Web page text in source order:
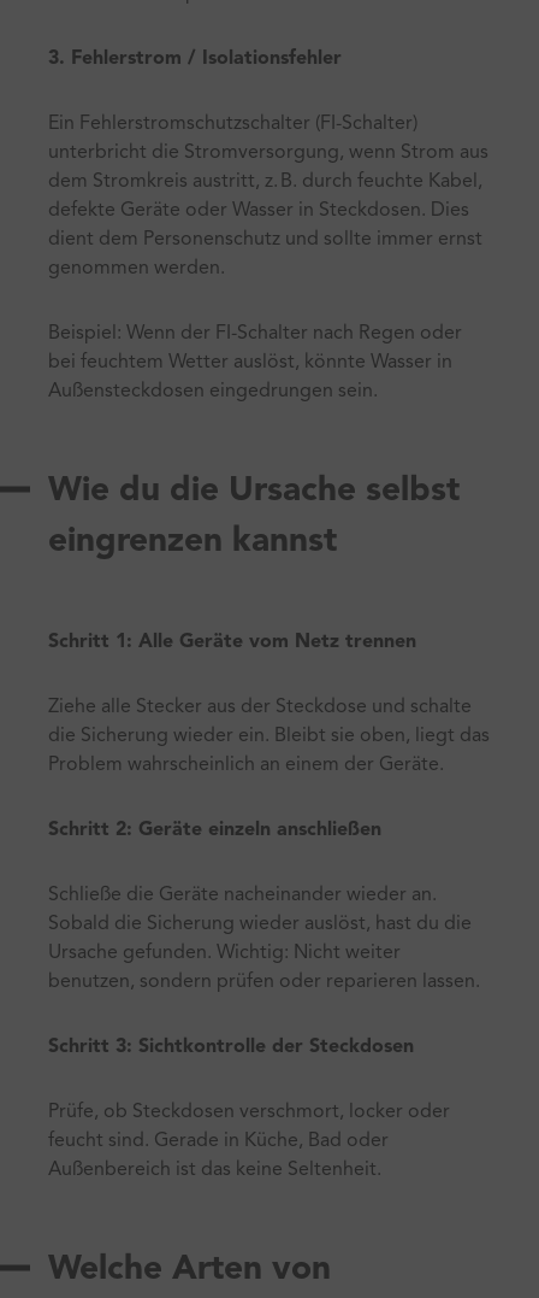
3. Fehlerstrom / Isolationsfehler
Ein Fehlerstromschutzschalter (FI-Schalter)
unterbricht die Stromversorgung, wenn Strom aus
dem Stromkreis austritt, z. B. durch feuchte Kabel,
defekte Geräte oder Wasser in Steckdosen. Dies
dient dem Personenschutz und sollte immer ernst
genommen werden.
Beispiel: Wenn der FI-Schalter nach Regen oder
bei feuchtem Wetter auslöst, könnte Wasser in
Außensteckdosen eingedrungen sein.
Wie du die Ursache selbst
eingrenzen kannst
Schritt 1: Alle Geräte vom Netz trennen
Ziehe alle Stecker aus der Steckdose und schalte
die Sicherung wieder ein. Bleibt sie oben, liegt das
Problem wahrscheinlich an einem der Geräte.
Schritt 2: Geräte einzeln anschließen
Schließe die Geräte nacheinander wieder an.
Sobald die Sicherung wieder auslöst, hast du die
Ursache gefunden. Wichtig: Nicht weiter
benutzen, sondern prüfen oder reparieren lassen.
Schritt 3: Sichtkontrolle der Steckdosen
Prüfe, ob Steckdosen verschmort, locker oder
feucht sind. Gerade in Küche, Bad oder
Außenbereich ist das keine Seltenheit.
Welche Arten von